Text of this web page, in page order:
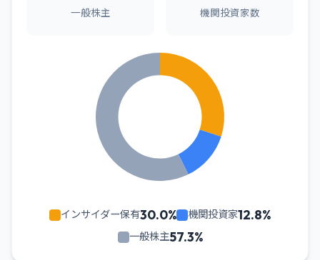
一般株主 機関投資家数
インサイダー保有30.0% 機関投資家12.8%
一般株主57.3%